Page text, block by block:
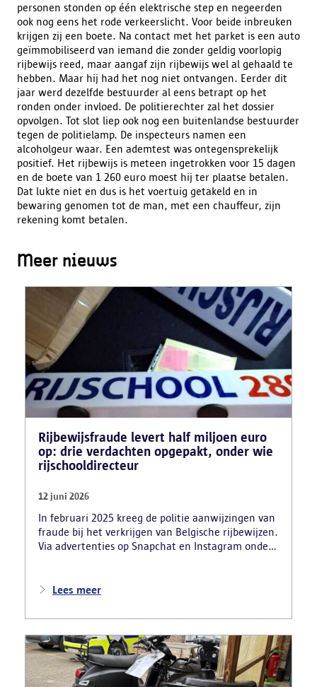
personen stonden op één elektrische step en negeerden
ook nog eens het rode verkeerslicht. Voor beide inbreuken
krijgen zij een boete. Na contact met het parket is een auto
geïmmobiliseerd van iemand die zonder geldig voorlopig
rijbewijs reed, maar aangaf zijn rijbewijs wel al gehaald te
hebben. Maar hij had het nog niet ontvangen. Eerder dit
jaar werd dezelfde bestuurder al eens betrapt op het
ronden onder invloed. De politierechter zal het dossier
opvolgen. Tot slot liep ook nog een buitenlandse bestuurder
tegen de politielamp. De inspecteurs namen een
alcoholgeur waar. Een ademtest was ontegensprekelijk
positief. Het rijbewijs is meteen ingetrokken voor 15 dagen
en de boete van 1 260 euro moest hij ter plaatse betalen.
Dat lukte niet en dus is het voertuig getakeld en in
bewaring genomen tot de man, met een chauffeur, zijn
rekening komt betalen.
Meer nieuws
Rijbewijsfraude levert half miljoen euro
op: drie verdachten opgepakt, onder wie
rijschooldirecteur
12 juni 2026
In februari 2025 kreeg de politie aanwijzingen van
fraude bij het verkrijgen van Belgische rijbewijzen.
Via advertenties op Snapchat en Instagram onder
aan. Daarnaast maakten zij reclame voor het
effectief lessen te volgen en voor fraude bij
bracht ook een rijschooldirecteur in beeld die
examenfraude organiseerde,
bekwaamheidsattesten afleverde zonder vereiste
Lees meer